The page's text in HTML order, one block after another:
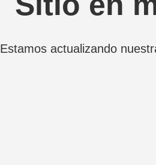
Estamos actualizando